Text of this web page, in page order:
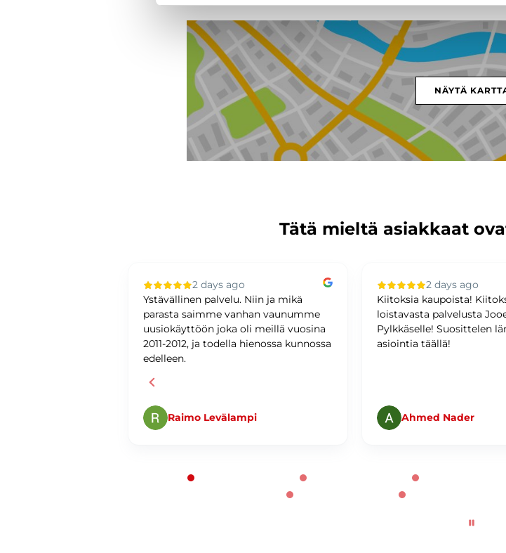
NÄYTÄ
Tätä mieltä asiakkaat
2 days ago
Ystävällinen palvelu. Niin ja mikä
parasta saimme vanhan vaunumme
uusiokäyttöön joka oli meillä vuosina
2011-2012, ja todella hienossa kunnossa
edelleen.
Raimo Levälampi
2 days ago
Kiitoksia kaupoista!
loistavasta palvelusta
Pylkkäselle! Suosittelen
asiointia täällä!
Ahmed Nader